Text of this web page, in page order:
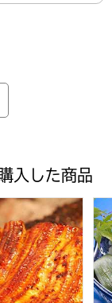
入した商品
】【直送】
サクワ】
下喜川】 国産手【